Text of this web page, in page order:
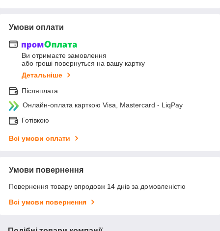
Умови оплати
Ви отримаєте замовлення
або гроші повернуться на вашу картку
Детальніше
Післяплата
Онлайн-оплата карткою Visa, Mastercard - LiqPay
Готівкою
Всі умови оплати
Умови повернення
Повернення товару впродовж 14 днів за домовленістю
Всі умови повернення